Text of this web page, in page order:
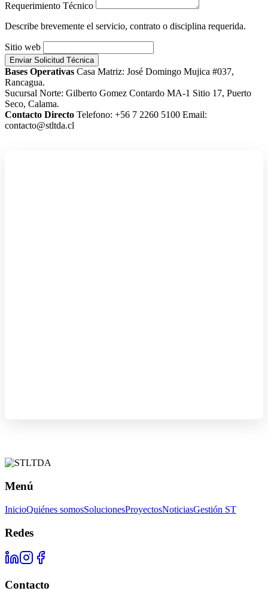
Requerimiento Técnico
Describe brevemente el servicio, contrato o disciplina requerida.
Sitio web
Enviar Solicitud Técnica
Bases Operativas Casa Matriz: José Domingo Mujica #037,
Rancagua.
Sucursal Norte: Gilberto Gomez Contardo MA-1 Sitio 17, Puerto
Seco, Calama.
Contacto Directo Telefono: +56 7 2260 5100 Email:
contacto@stltda.cl
Menú
InicioQuiénes somosSolucionesProyectosNoticiasGestión ST
Redes
Contacto